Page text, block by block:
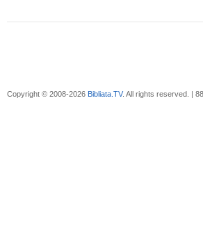
Copyright © 2008-2026 Bibliata.TV. All rights reserved. |